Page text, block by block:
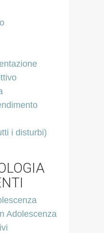
i disturbi)
Adolescenza